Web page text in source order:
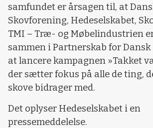
samfundet er årsagen til, at
Skovforening, Hedeselskabet,
TMI – Træ- og Møbelindustrien
sammen i Partnerskab for
at lancere kampagnen »Takket
der sætter fokus på alle de ting,
skove bidrager med.
Det oplyser Hedeselskabet i en
pressemeddelelse.